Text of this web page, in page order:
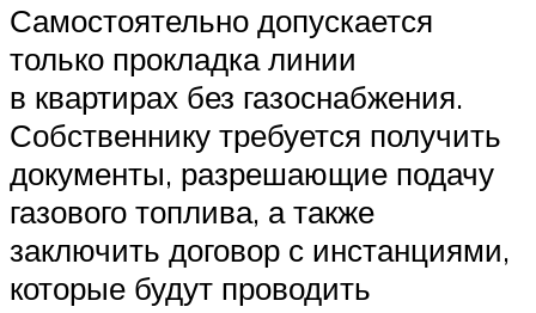
Самостоятельно допускается
только прокладка линии
в квартирах без газоснабжения.
Собственнику требуется получить
документы, разрешающие подачу
газового топлива, а также
заключить договор с инстанциями,
которые будут проводить